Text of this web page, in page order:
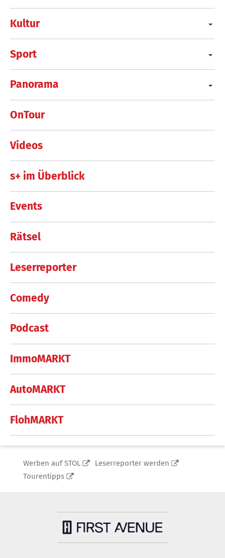
Kultur
Sport
Panorama
OnTour
Videos
s+ im Überblick
Events
Rätsel
Leserreporter
Comedy
Podcast
ImmoMARKT
AutoMARKT
FlohMARKT
Werben auf STOL
Leserreporter werden
Tourentipps